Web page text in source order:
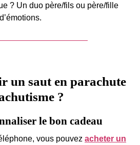
? Un duo père/fils ou père/fille
un saut en parachute
?
le bon cadeau
vous pouvez acheter un